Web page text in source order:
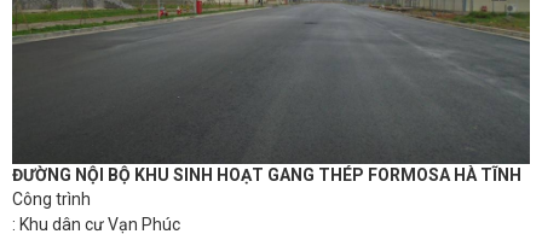
ĐƯỜNG NỘI BỘ KHU SINH HOẠT GANG THÉP FORMOSA HÀ TĨNH
Công trình
: Khu dân cư Vạn Phúc